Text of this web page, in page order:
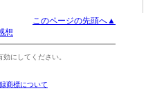
このページの先頭へ▲
想
にしてください。
商標について